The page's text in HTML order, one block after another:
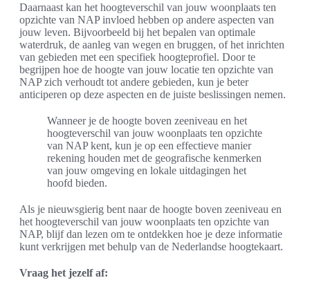
Daarnaast kan het hoogteverschil van jouw woonplaats ten
opzichte van NAP invloed hebben op andere aspecten van
jouw leven. Bijvoorbeeld bij het bepalen van optimale
waterdruk, de aanleg van wegen en bruggen, of het inrichten
van gebieden met een specifiek hoogteprofiel. Door te
begrijpen hoe de hoogte van jouw locatie ten opzichte van
NAP zich verhoudt tot andere gebieden, kun je beter
anticiperen op deze aspecten en de juiste beslissingen nemen.
Wanneer je de hoogte boven zeeniveau en het
hoogteverschil van jouw woonplaats ten opzichte
van NAP kent, kun je op een effectieve manier
rekening houden met de geografische kenmerken
van jouw omgeving en lokale uitdagingen het
hoofd bieden.
Als je nieuwsgierig bent naar de hoogte boven zeeniveau en
het hoogteverschil van jouw woonplaats ten opzichte van
NAP, blijf dan lezen om te ontdekken hoe je deze informatie
kunt verkrijgen met behulp van de Nederlandse hoogtekaart.
Vraag het jezelf af: